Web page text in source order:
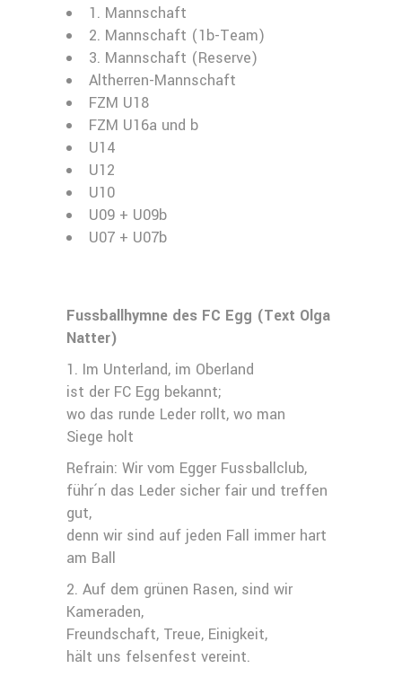
1. Mannschaft
2. Mannschaft (1b-Team)
3. Mannschaft (Reserve)
Altherren-Mannschaft
FZM U18
FZM U16a und b
U14
U12
U10
U09 + U09b
U07 + U07b
Fussballhymne des FC Egg (Text Olga
Natter)
1. Im Unterland, im Oberland
ist der FC Egg bekannt;
wo das runde Leder rollt, wo man
Siege holt
Refrain: Wir vom Egger Fussballclub,
führ´n das Leder sicher fair und treffen
gut,
denn wir sind auf jeden Fall immer hart
am Ball
2. Auf dem grünen Rasen, sind wir
Kameraden,
Freundschaft, Treue, Einigkeit,
hält uns felsenfest vereint.